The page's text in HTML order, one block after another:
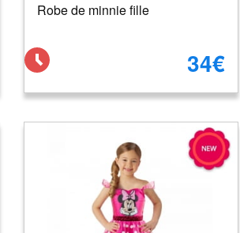
Robe de minnie fille
34€